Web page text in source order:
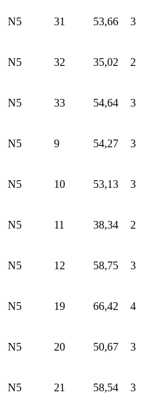
N5 31 53,66 3
N5 32 35,02 2
N5 33 54,64 3
N5 9 54,27 3
N5 10 53,13 3
N5 11 38,34 2
N5 12 58,75 3
N5 19 66,42 4
N5 20 50,67 3
N5 21 58,54 3